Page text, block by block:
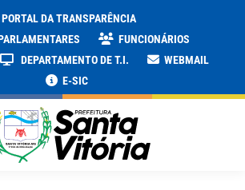
PORTAL DA TRANSPARÊNCIA
FUNCIONÁRIOS
DEPARTAMENTO DE T.I.
WEBMAIL
E-SIC